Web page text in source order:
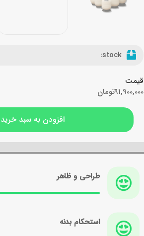
stock:
قیمت
تومان91,900,000
افزودن به سبد خرید
طراحی و ظاهر
استحکام بدنه